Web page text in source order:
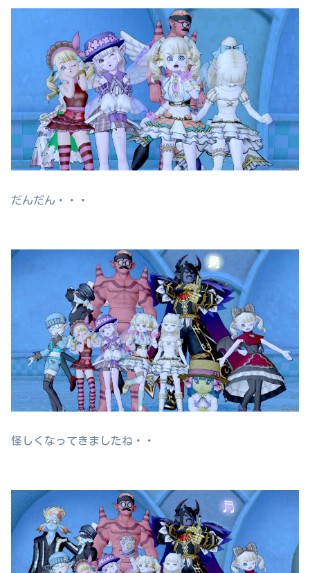
だんだん・・・
怪しくなってきましたね・・